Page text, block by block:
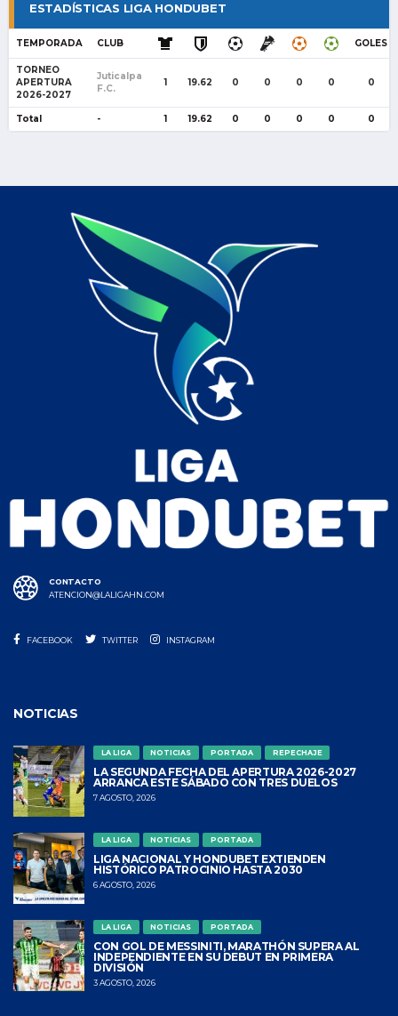
ESTADÍSTICAS LIGA HONDUBET
TEMPORADA CLUB GOLES
TORNEO
APERTURA
2026-2027
Juticalpa
F.C.
1 19.62 0 0 0 0 0
Total - 1 19.62 0 0 0 0 0
CONTACTO
ATENCION@LALIGAHN.COM
FACEBOOK TWITTER INSTAGRAM
NOTICIAS
LA LIGA NOTICIAS PORTADA REPECHAJE
LA SEGUNDA FECHA DEL APERTURA 2026-2027
ARRANCA ESTE SÁBADO CON TRES DUELOS
7 AGOSTO, 2026
LA LIGA NOTICIAS PORTADA
LIGA NACIONAL Y HONDUBET EXTIENDEN
HISTÓRICO PATROCINIO HASTA 2030
6 AGOSTO, 2026
LA LIGA NOTICIAS PORTADA
CON GOL DE MESSINITI, MARATHÓN SUPERA AL
INDEPENDIENTE EN SU DEBUT EN PRIMERA
DIVISIÓN
3 AGOSTO, 2026